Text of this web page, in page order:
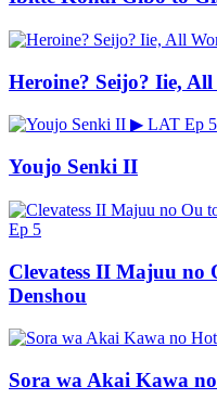
Heroine? Seijo? Iie,
▶ LAT Ep 5
Youjo Senki II
Ep 5
Clevatess II Majuu no
Denshou
Sora wa Akai Kawa